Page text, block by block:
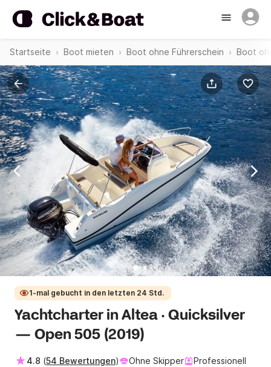
Startseite Boot mieten Boot ohne Führerschein Boot
1-mal gebucht in den letzten 24 Std.
Yachtcharter in Altea · Quicksilver
— Open 505 (2019)
4.8 (54 Bewertungen) Ohne Skipper
Professionell